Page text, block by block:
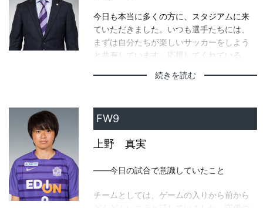
今日も本当に多くの方に、スタジアムに来
ていただきました。いつも選手たちには、
まずは自分たちが楽しいサッカーをしよう
と共有しています。応援してくれている
と話しました。3連戦の3試合目、気温も高
が、4得点とも素晴らしい形でゴールを決め
てくれました。交代選手も含めて、皆が全
力を出し切って戦ってくれた素晴らしいゲ
ームだったと思います。
続きを読む
FW9
上野 真実
——今日の試合で意識していたこと
チームとしては、ゲームの入りから前から